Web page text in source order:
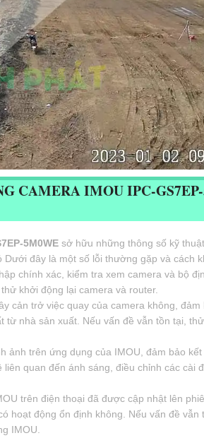
CAMERA IMOU IPC-
5M0WEsở hữu những thông số kỹ
đây là một số lỗi thường gặp và cách
chính xác, kiểm tra xem camera và bộ
khởi động lại camera và router.
cản trở việc quay của camera không, đảm
nhà sản xuất. Nếu vấn đề vẫn tồn tại,
ảnh trên ứng dụng của IMOU, đảm bảo
quan đến ánh sáng, điều chỉnh các cài
trên điện thoại đã được cập nhật lên
hoạt động ổn định không. Nếu vấn đề vẫn
IMOU.